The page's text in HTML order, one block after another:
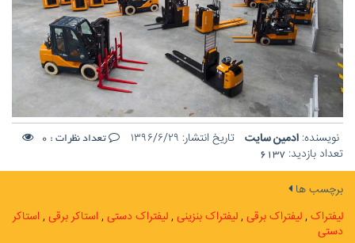
نویسنده: ادمین سایت تاریخ انتشار: ۱۳۹۶/۶/۲۹ تعداد نظرات : 0
تعداد بازدید: 6137
برچسب ها
لیفتراک لیفتراک برقی لیفتراک بنزینی لیفتراک دستی استاکر برقی استاکر
دستی